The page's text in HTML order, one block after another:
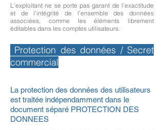
L’exploitant ne se porte pas garant de l’exactitude
et de l’intégrité de l’ensemble des données
associées, comme les éléments librement
éditables dans les comptes utilisateurs.
Protection des données / Secret
commercial
La protection des données des utilisateurs
est traitée indépendamment dans le
document séparé PROTECTION DES
DONNEES